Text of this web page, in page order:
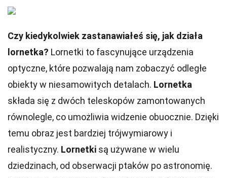
Czy kiedykolwiek zastanawiałeś się, jak działa
lornetka? Lornetki to fascynujące urządzenia
optyczne, które pozwalają nam zobaczyć odległe
obiekty w niesamowitych detalach. Lornetka
składa się z dwóch teleskopów zamontowanych
równolegle, co umożliwia widzenie obuocznie. Dzięki
temu obraz jest bardziej trójwymiarowy i
realistyczny. Lornetki są używane w wielu
dziedzinach, od obserwacji ptaków po astronomię.